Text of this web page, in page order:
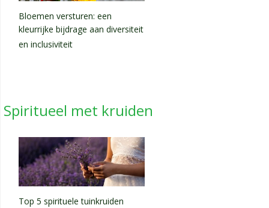
Bloemen versturen: een
kleurrijke bijdrage aan diversiteit
en inclusiviteit
Spiritueel met kruiden
Top 5 spirituele tuinkruiden